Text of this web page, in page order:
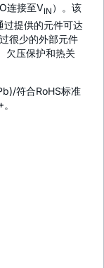
连接至VIN ）。该
提供的元件可达
很少的外部元件
欠压保护和热关
符合RoHS标准